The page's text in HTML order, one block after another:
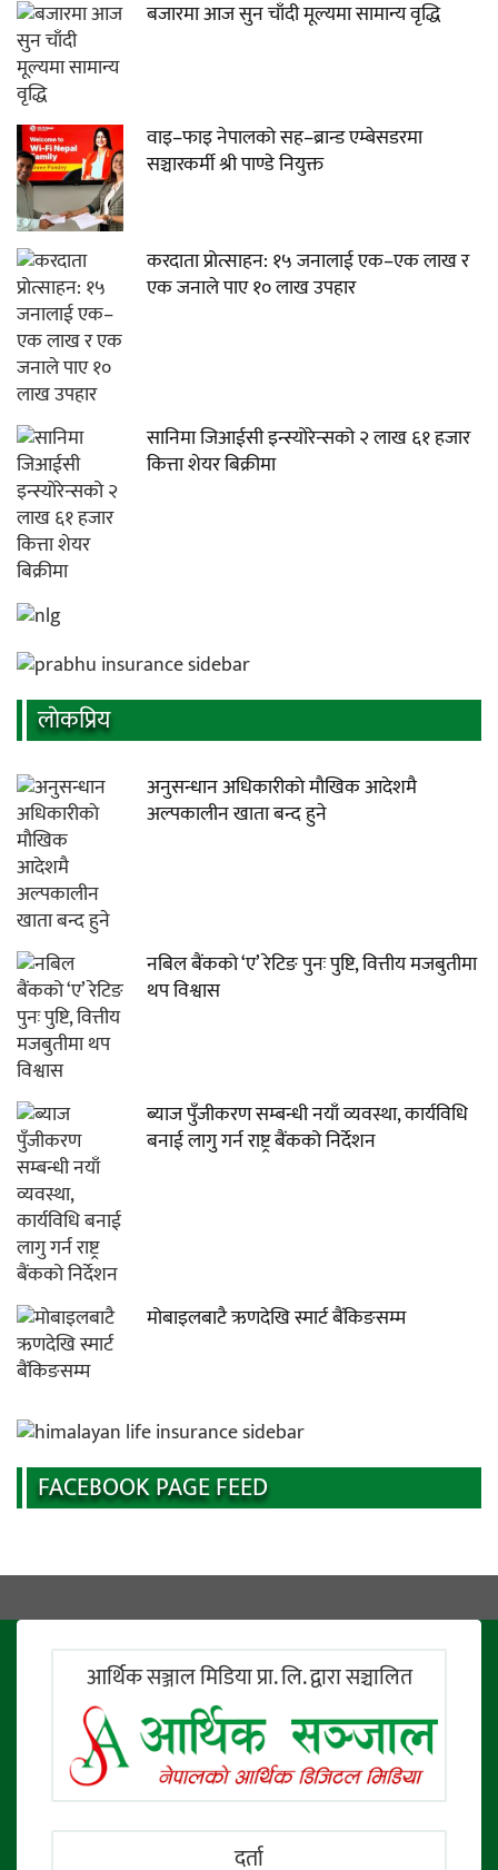
बजारमा आज सुन चाँदी मूल्यमा सामान्य वृद्धि
वाइ–फाइ नेपालको सह–ब्रान्ड एम्बेसडरमा
सञ्चारकर्मी श्री पाण्डे नियुक्त
करदाता प्रोत्साहन: १५ जनालाई एक–एक लाख र
एक जनाले पाए १० लाख उपहार
सानिमा जिआईसी इन्स्योरेन्सको २ लाख ६१ हजार
कित्ता शेयर बिक्रीमा
लाेकप्रिय
अनुसन्धान अधिकारीकाे माैखिक आदेशमै
अल्पकालीन खाता बन्द हुने
नबिल बैंकको ‘ए’ रेटिङ पुनः पुष्टि, वित्तीय मजबुतीमा
थप विश्वास
ब्याज पुँजीकरण सम्बन्धी नयाँ व्यवस्था, कार्यविधि
बनाई लागु गर्न राष्ट्र बैंकको निर्देशन
मोबाइलबाटै ऋणदेखि स्मार्ट बैंकिङसम्म
FACEBOOK PAGE FEED
आर्थिक सञ्जाल मिडिया प्रा. लि. द्वारा सञ्चालित
दर्ता